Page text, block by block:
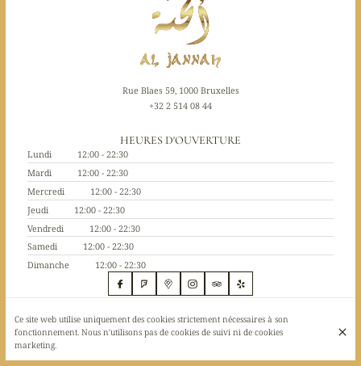
Rue Blaes 59, 1000 Bruxelles
+32 2 514 08 44
HEURES D'OUVERTURE
Lundi
12:00 - 22:30
Mardi
12:00 - 22:30
Mercredi
12:00 - 22:30
Jeudi
12:00 - 22:30
Vendredi
12:00 - 22:30
Samedi
12:00 - 22:30
Dimanche
12:00 - 22:30
© AL JANNAH 2026
Protection des données
Ce site web utilise uniquement des cookies strictement nécessaires à son
fonctionnement. Nous n'utilisons pas de cookies de suivi ni de cookies
marketing.